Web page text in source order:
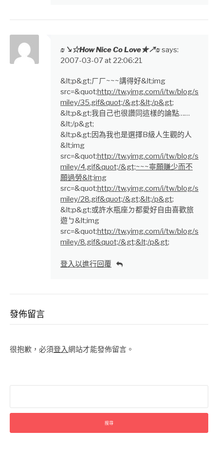
₪↘☆How Nice Co Love★↗₪says:
2007-03-07 at 22:06:21
&lt;p&gt;ㄏㄏ~~~講得好&lt;img
src=&quot;http://tw.yimg.com/i/tw/blog/s
miley/35.gif&quot;/&gt;&lt;/p&gt;
&lt;p&gt;我自己也很讚同這樣的論點……
&lt;/p&gt;
&lt;p&gt;因為我也是選擇B級人生觀的人
&lt;img
src=&quot;http://tw.yimg.com/i/tw/blog/s
miley/4.gif&quot;/&gt;~~~寧願賺少而不
願過勞&lt;img
src=&quot;http://tw.yimg.com/i/tw/blog/s
miley/28.gif&quot;/&gt;&lt;/p&gt;
&lt;p&gt;或許水瓶座ㄉ都愛好自由喜歡旅
遊ㄅ&lt;img
src=&quot;http://tw.yimg.com/i/tw/blog/s
miley/8.gif&quot;/&gt;&lt;/p&gt;
登入以進行回覆
發佈留言
很抱歉，必須登入網站才能發佈留言。
關
字: